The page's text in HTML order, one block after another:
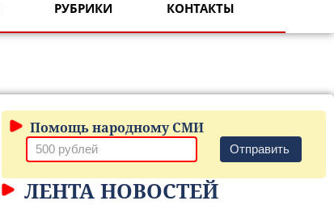
РУБРИКИ КОНТАКТЫ
Помощь народному СМИ
Отправить
ЛЕНТА НОВОСТЕЙ